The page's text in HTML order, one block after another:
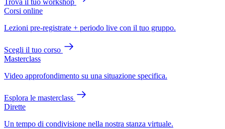
Trova il tuo workshop
Corsi online
Lezioni pre-registrate + periodo live con il tuo gruppo.
Scegli il tuo corso
Masterclass
Video approfondimento su una situazione specifica.
Esplora le masterclass
Dirette
Un tempo di condivisione nella nostra stanza virtuale.